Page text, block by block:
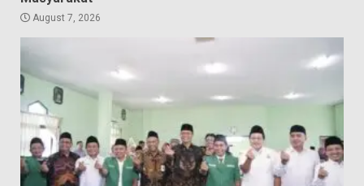
August 7, 2026